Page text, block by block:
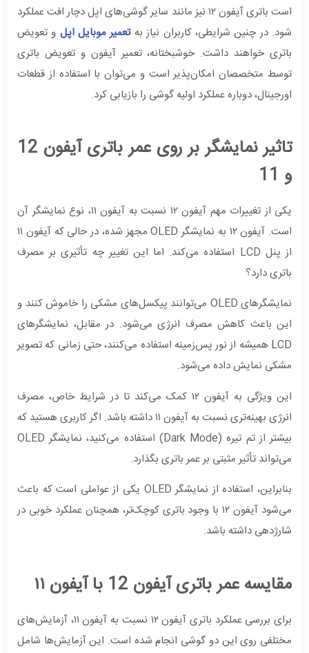
است باتری آیفون ۱۲ نیز مانند سایر گوشی‌های اپل دچار افت عملکرد
شود. در چنین شرایطی، کاربران نیاز بهتعمیر موبایل اپل و تعویض
باتری خواهند داشت. خوشبختانه، تعمیر آیفون و تعویض باتری
توسط متخصصان امکان‌پذیر است و می‌توان با استفاده از قطعات
اورجینال، دوباره عملکرد اولیه گوشی را بازیابی کرد.
تاثیر نمایشگر بر روی عمر باتری آیفون 12
و 11
یکی از تغییرات مهم آیفون ۱۲ نسبت به آیفون ۱۱، نوع نمایشگر آن
است. آیفون ۱۲ به نمایشگر OLED مجهز شده، در حالی که آیفون ۱۱
از پنل LCD استفاده می‌کند. اما این تغییر چه تأثیری بر مصرف
باتری دارد؟
نمایشگرهای OLED می‌توانند پیکسل‌های مشکی را خاموش کنند و
این باعث کاهش مصرف انرژی می‌شود. در مقابل، نمایشگرهای
LCD همیشه از نور پس‌زمینه استفاده می‌کنند، حتی زمانی که تصویر
مشکی نمایش داده می‌شود.
این ویژگی به آیفون ۱۲ کمک می‌کند تا در شرایط خاص، مصرف
انرژی بهینه‌تری نسبت به آیفون ۱۱ داشته باشد. اگر کاربری هستید که
بیشتر از تم تیره (Dark Mode) استفاده می‌کنید، نمایشگر OLED
می‌تواند تأثیر مثبتی بر عمر باتری بگذارد.
بنابراین، استفاده از نمایشگر OLED یکی از عواملی است که باعث
می‌شود آیفون ۱۲ با وجود باتری کوچک‌تر، همچنان عملکرد خوبی در
شارژدهی داشته باشد.
مقایسه عمر باتری آیفون 12 با آیفون ۱۱
برای بررسی عملکرد باتری آیفون ۱۲ نسبت به آیفون ۱۱، آزمایش‌های
مختلفی روی این دو گوشی انجام شده است. این آزمایش‌ها شامل